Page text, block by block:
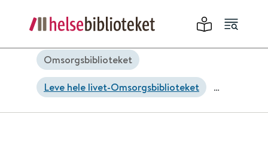
Omsorgsbiblioteket
Leve hele livet-Omsorgsbiblioteket
Hverdagsrehabilitering-